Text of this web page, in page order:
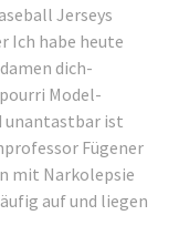
Jerseys
Ich habe heute
dich-
Model-
unantastbar ist
Fügener
mit Narkolepsie
auf und liegen